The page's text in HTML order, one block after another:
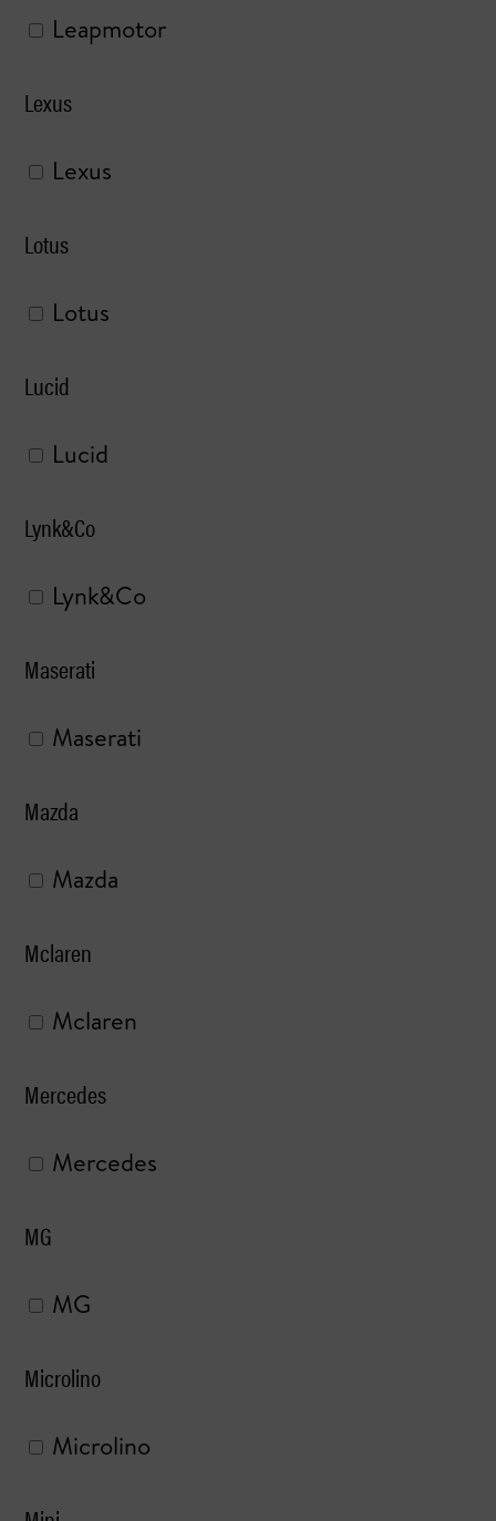
Leapmotor
Lexus
Lexus
Lotus
Lotus
Lucid
Lucid
Lynk&Co
Lynk&Co
Maserati
Maserati
Mazda
Mazda
Mclaren
Mclaren
Mercedes
Mercedes
MG
MG
Microlino
Microlino